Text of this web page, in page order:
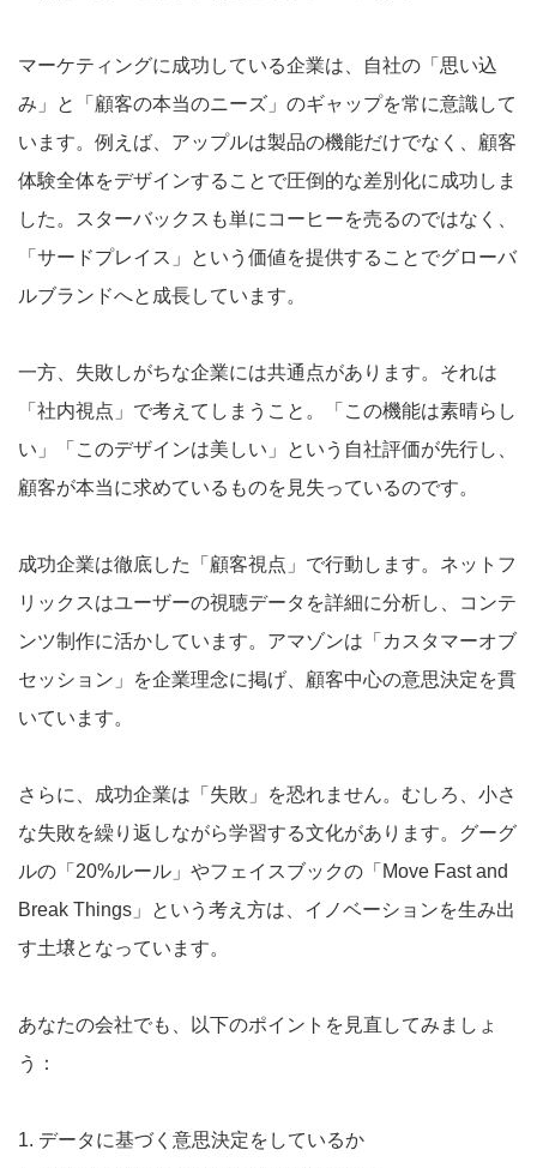
マーケティングに成功している企業は、自社の「思い込
み」と「顧客の本当のニーズ」のギャップを常に意識して
います。例えば、アップルは製品の機能だけでなく、顧客
体験全体をデザインすることで圧倒的な差別化に成功しま
した。スターバックスも単にコーヒーを売るのではなく、
「サードプレイス」という価値を提供することでグローバ
ルブランドへと成長しています。
一方、失敗しがちな企業には共通点があります。それは
「社内視点」で考えてしまうこと。「この機能は素晴らし
い」「このデザインは美しい」という自社評価が先行し、
顧客が本当に求めているものを見失っているのです。
成功企業は徹底した「顧客視点」で行動します。ネットフ
リックスはユーザーの視聴データを詳細に分析し、コンテ
ンツ制作に活かしています。アマゾンは「カスタマーオブ
セッション」を企業理念に掲げ、顧客中心の意思決定を貫
いています。
さらに、成功企業は「失敗」を恐れません。むしろ、小さ
な失敗を繰り返しながら学習する文化があります。グーグ
ルの「20%ルール」やフェイスブックの「Move Fast and
Break Things」という考え方は、イノベーションを生み出
す土壌となっています。
あなたの会社でも、以下のポイントを見直してみましょ
う：
1. データに基づく意思決定をしているか